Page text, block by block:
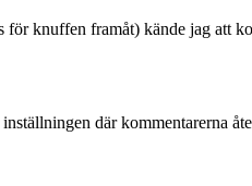
knuffen framåt) kände jag att
där kommentarerna